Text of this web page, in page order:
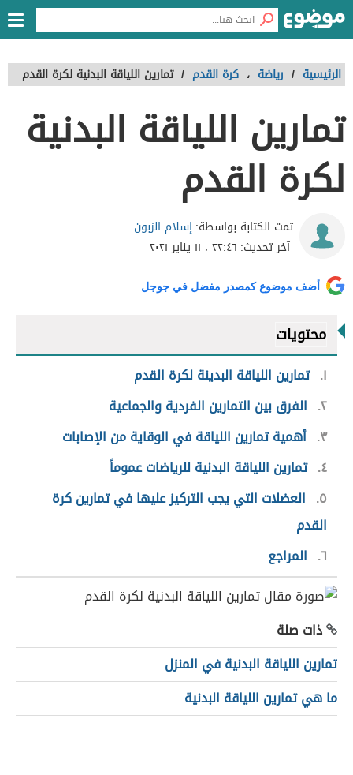
الرئيسية / رياضة ، كرة القدم / تمارين اللياقة البدنية لكرة القدم
تمارين اللياقة البدنية
لكرة القدم
تمت الكتابة بواسطة:إسلام الزبون
آخر تحديث: ٢٢:٤٦ ، ١١ يناير ٢٠٢١
أضف موضوع كمصدر مفضل في جوجل
محتويات
١ تمارين اللياقة البدينة لكرة القدم
٢ الفرق بين التمارين الفردية والجماعية
٣ أهمية تمارين اللياقة في الوقاية من الإصابات
٤ تمارين اللياقة البدنية للرياضات عموماً
٥
العضلات التي يجب التركيز عليها في تمارين كرة
القدم
٦ المراجع
ذات صلة
تمارين اللياقة البدنية في المنزل
ما هي تمارين اللياقة البدنية